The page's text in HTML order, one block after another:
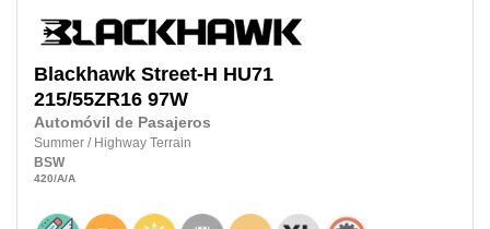
Blackhawk Street-H HU71
215/55ZR16 97W
Automóvil de Pasajeros
Summer / Highway Terrain
BSW
420/A/A